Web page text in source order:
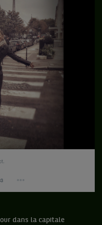
dans la capitale